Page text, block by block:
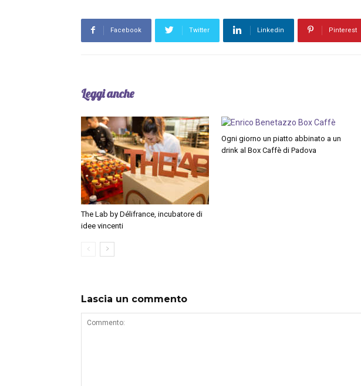
Facebook Twitter Linkedin Pinterest
Leggi anche
The Lab by Délifrance, incubatore di
idee vincenti
Ogni giorno un piatto abbinato a un
drink al Box Caffè di Padova
Lascia un commento